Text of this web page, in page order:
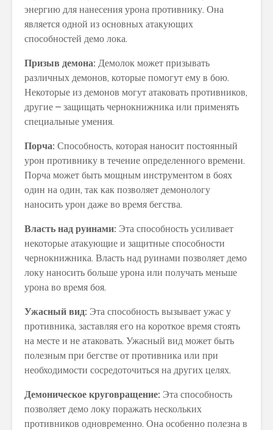
энергию для нанесения урона противнику. Она
является одной из основных атакующих
способностей демо лока.
Призыв демона: Демолок может призывать
различных демонов, которые помогут ему в бою.
Некоторые из демонов могут атаковать противников,
другие – защищать чернокнижника или применять
специальные умения.
Порча: Способность, которая наносит постоянный
урон противнику в течение определенного времени.
Порча может быть мощным инструментом в боях
один на один, так как позволяет демонологу
наносить урон даже во время бегства.
Власть над руинами: Эта способность усиливает
некоторые атакующие и защитные способности
чернокнижника. Власть над руинами позволяет демо
локу наносить больше урона или получать меньше
урона во время боя.
Ужасный вид: Эта способность вызывает ужас у
противника, заставляя его на короткое время стоять
на месте и не атаковать. Ужасный вид может быть
полезным при бегстве от противника или при
необходимости сосредоточиться на других целях.
Демоническое круговращение: Эта способность
позволяет демо локу поражать нескольких
противников одновременно. Она особенно полезна в